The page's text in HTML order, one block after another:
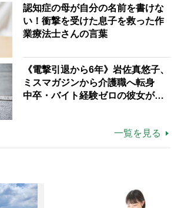
認知症の母が自分の名前を書けな
い！衝撃を受けた息子を救った作
業療法士さんの言葉
《電撃引退から6年》岩佐真悠子、
ミスマガジンから介護職へ転身
中卒・バイト経験ゼロの彼女が見
一覧を見る